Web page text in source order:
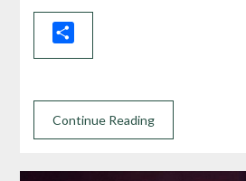
Continue Reading